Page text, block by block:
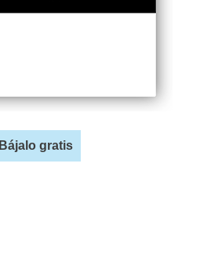
Bájalo gratis